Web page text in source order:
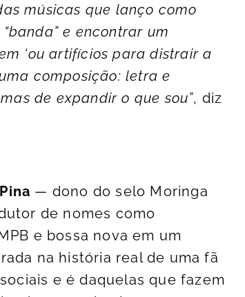
músicas que lanço como
e encontrar um
‘ou artifícios para distrair a
composição: letra e
de expandir o que sou”, diz
— dono do selo Moringa
de nomes como
e bossa nova em um
na história real de uma fã
e é daquelas que fazem